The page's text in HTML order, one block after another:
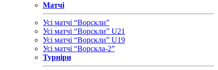
Матчі
Усі матчі “Ворскли”
Усі матчі “Ворскли” U21
Усі матчі “Ворскли” U19
Усі матчі “Ворскла-2”
Турніри